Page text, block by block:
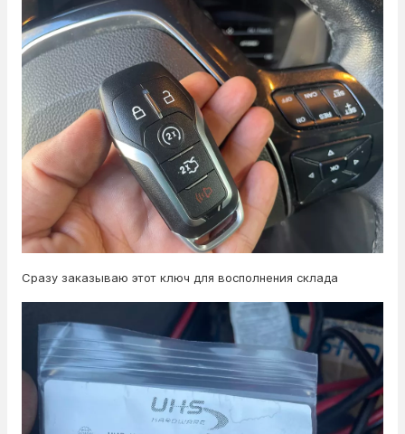
Сразу заказываю этот ключ для восполнения склада